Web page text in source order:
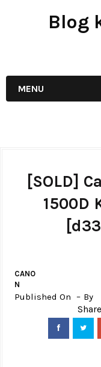
Blog
MENU
[SOLD]
1500D
CANO
N
Published On By